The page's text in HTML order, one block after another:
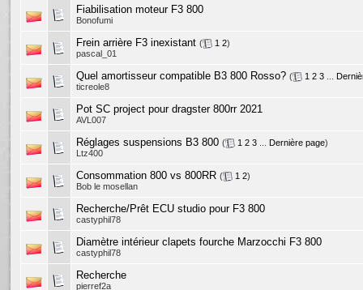
Fiabilisation moteur F3 800
Bonofumi
Frein arrière F3 inexistant ( 1 2)
pascal_01
Quel amortisseur compatible B3 800 Rosso? ( 1 2 3
ticreole8
Pot SC project pour dragster 800rr 2021
AVL007
Réglages suspensions B3 800 ( 1 2 3 Dernière page)
Ltz400
Consommation 800 vs 800RR ( 1 2)
Bob le mosellan
Recherche/Prêt ECU studio pour F3 800
castyphil78
Diamètre intérieur clapets fourche Marzocchi F3 800
castyphil78
Recherche
pierref2a